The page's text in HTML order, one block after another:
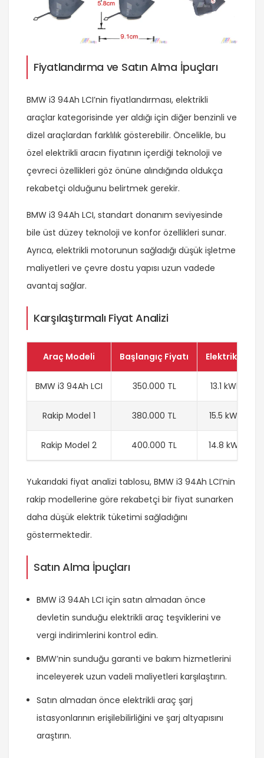
Fiyatlandırma ve Satın Alma İpuçları
BMW i3 94Ah LCI’nin fiyatlandırması, elektrikli
araçlar kategorisinde yer aldığı için diğer benzinli ve
dizel araçlardan farklılık gösterebilir. Öncelikle, bu
özel elektrikli aracın fiyatının içerdiği teknoloji ve
çevreci özellikleri göz önüne alındığında oldukça
rekabetçi olduğunu belirtmek gerekir.
BMW i3 94Ah LCI, standart donanım seviyesinde
bile üst düzey teknoloji ve konfor özellikleri sunar.
Ayrıca, elektrikli motorunun sağladığı düşük işletme
maliyetleri ve çevre dostu yapısı uzun vadede
avantaj sağlar.
Karşılaştırmalı Fiyat Analizi
Araç Modeli Başlangıç Fiyatı Elektrik
BMW i3 94Ah LCI 350.000 TL 13.1 kWh/
Rakip Model 1 380.000 TL 15.5 kWh/
Rakip Model 2 400.000 TL 14.8 kWh/
Yukarıdaki fiyat analizi tablosu, BMW i3 94Ah LCI’nin
rakip modellerine göre rekabetçi bir fiyat sunarken
daha düşük elektrik tüketimi sağladığını
göstermektedir.
Satın Alma İpuçları
BMW i3 94Ah LCI için satın almadan önce
devletin sunduğu elektrikli araç teşviklerini ve
vergi indirimlerini kontrol edin.
BMW’nin sunduğu garanti ve bakım hizmetlerini
inceleyerek uzun vadeli maliyetleri karşılaştırın.
Satın almadan önce elektrikli araç şarj
istasyonlarının erişilebilirliğini ve şarj altyapısını
araştırın.